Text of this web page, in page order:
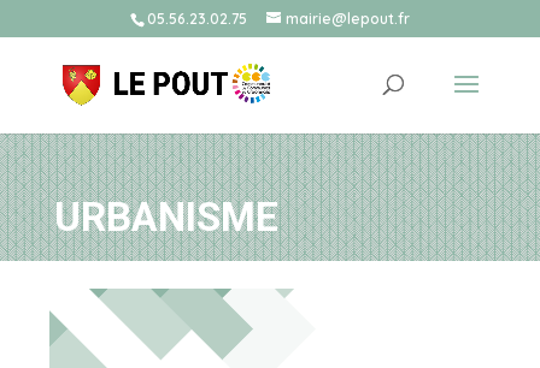
05.56.23.02.75 mairie@lepout.fr
URBANISME